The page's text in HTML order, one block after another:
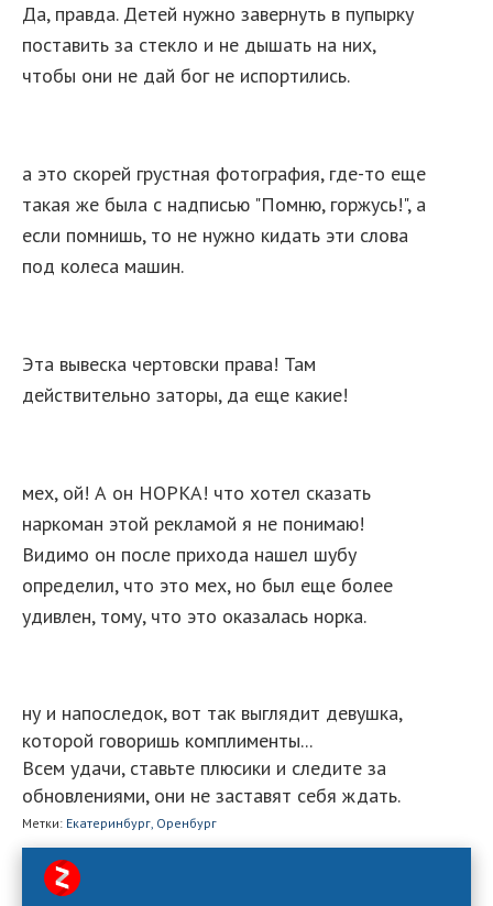
Да, правда. Детей нужно завернуть в пупырку
поставить за стекло и не дышать на них,
чтобы они не дай бог не испортились.
а это скорей грустная фотография, где-то еще
такая же была с надписью "Помню, горжусь!", а
если помнишь, то не нужно кидать эти слова
под колеса машин.
Эта вывеска чертовски права! Там
действительно заторы, да еще какие!
мех, ой! А он НОРКА! что хотел сказать
наркоман этой рекламой я не понимаю!
Видимо он после прихода нашел шубу
определил, что это мех, но был еще более
удивлен, тому, что это оказалась норка.
ну и напоследок, вот так выглядит девушка,
которой говоришь комплименты...
Всем удачи, ставьте плюсики и следите за
обновлениями, они не заставят себя ждать.
Метки: Екатеринбург, Оренбург